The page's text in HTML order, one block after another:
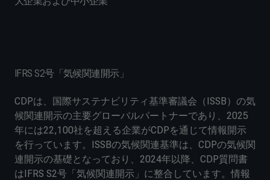
IFRS S2号「気候関連開示」
CDPは、国際サステナビリティ基準審議会（ISSB）の気
候関連開示の主要グローバルパートナーであり、2025
年には22,100社を超える企業がCDPを通じて情報開示
を行っています。ISSBの気候関連基準は、CDPの気候関
連開示の基礎となっており、2024年以降、CDP質問書
はIFRS S2号「気候関連開示」に整合しています。情報